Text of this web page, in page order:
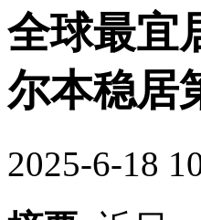
全球最宜
尔本稳居
2025-6-18